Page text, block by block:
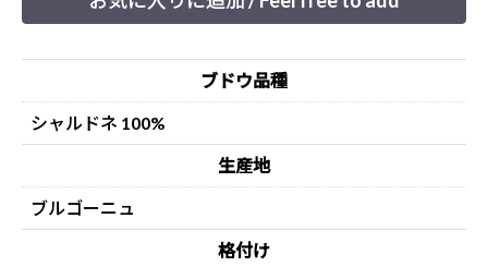
ブドウ品種
シャルドネ 100%
生産地
ブルゴーニュ
格付け